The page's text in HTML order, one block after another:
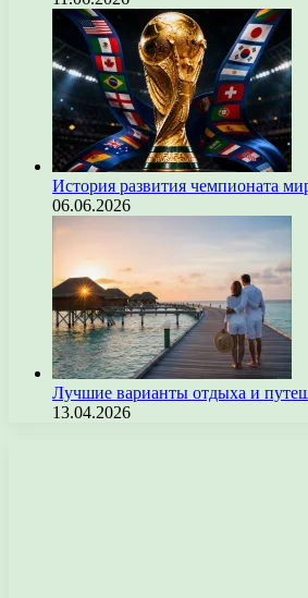
История развития чемпионата
06.06.2026
Лучшие варианты отдыха и
13.04.2026